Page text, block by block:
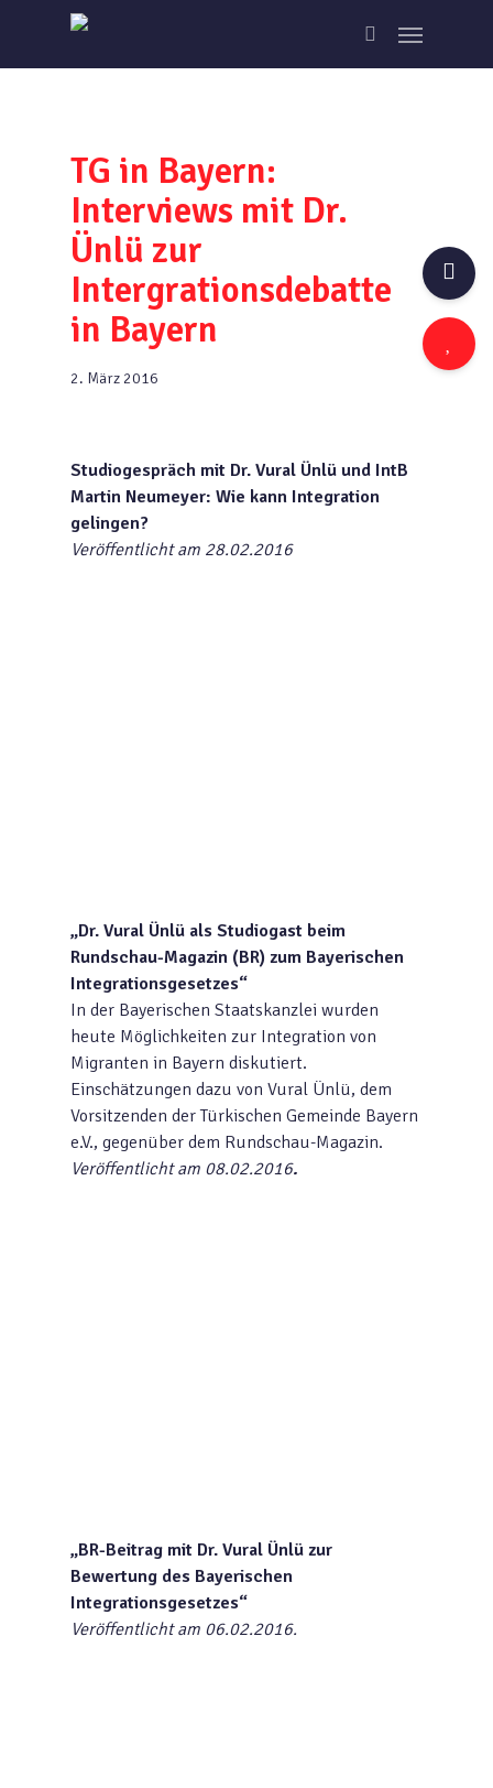
main
search
Menu
TG in Bayern:
Interviews mit Dr.
Ünlü zur
Intergrationsdebatte
in Bayern
2. März 2016
Studiogespräch mit Dr. Vural Ünlü und IntB
Martin Neumeyer: Wie kann Integration
gelingen?
Veröffentlicht am 28.02.2016
„Dr. Vural Ünlü als Studiogast beim
Rundschau-Magazin (BR) zum Bayerischen
Integrationsgesetzes“
In der Bayerischen Staatskanzlei wurden
heute Möglichkeiten zur Integration von
Migranten in Bayern diskutiert.
Einschätzungen dazu von Vural Ünlü, dem
Vorsitzenden der Türkischen Gemeinde Bayern
e.V., gegenüber dem Rundschau-Magazin.
Veröffentlicht am 08.02.2016.
„BR-Beitrag mit Dr. Vural Ünlü zur
Bewertung des Bayerischen
Integrationsgesetzes“
Veröffentlicht am 06.02.2016.